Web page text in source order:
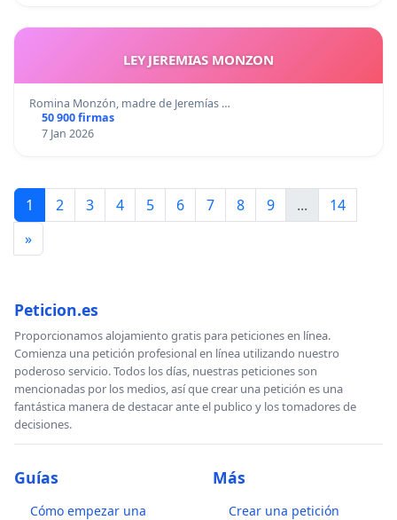
LEY JEREMIAS MONZON
Romina Monzón, madre de Jeremías …
50 900 firmas
7 Jan 2026
1 2 3 4 5 6 7 8 9 ...
14
»
Peticion.es
Proporcionamos alojamiento gratis para peticiones en línea.
Comienza una petición profesional en línea utilizando nuestro
poderoso servicio. Todos los días, nuestras peticiones son
mencionadas por los medios, así que crear una petición es una
fantástica manera de destacar ante el publico y los tomadores de
decisiones.
Guías
Cómo empezar una
Más
Crear una petición